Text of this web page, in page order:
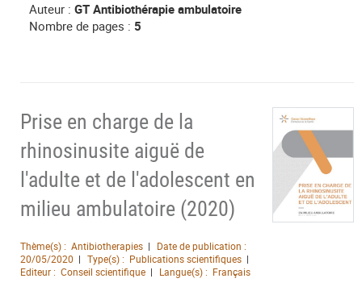
Auteur : GT Antibiothérapie ambulatoire
Nombre de pages : 5
Prise en charge de la
rhinosinusite aiguë de
l'adulte et de l'adolescent en
milieu ambulatoire (2020)
Thème(s) : Antibiotherapies
Date de publication :
20/05/2020
Type(s) : Publications scientifiques
Editeur : Conseil scientifique Langue(s) : Français